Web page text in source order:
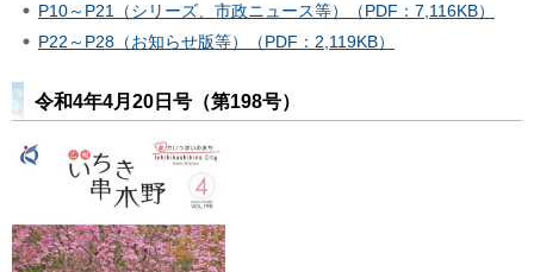
P10～P21（シリーズ、市政ニュース等）（PDF：7,116KB）
P22～P28（お知らせ版等）（PDF：2,119KB）
令和4年4月20日号（第198号）